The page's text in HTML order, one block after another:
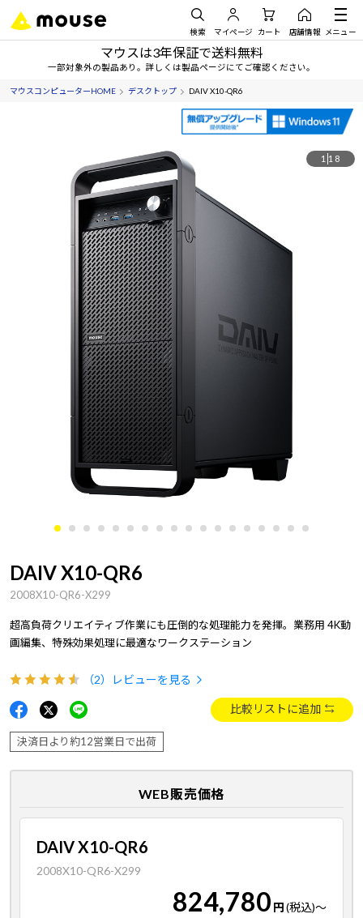
検索 マイページ カート 店舗情報 メニュー
マウスは3年保証で送料無料
一部対象外の製品あり。詳しくは製品ページにてご確認ください。
マウスコンピューターHOME デスクトップ DAIV X10-QR6
1 18
DAIV X10-QR6
2008X10-QR6-X299
超高負荷クリエイティブ作業にも圧倒的な処理能力を発揮。業務用 4K動
画編集、特殊効果処理に最適なワークステーション
（2） レビューを見る
比較リストに追加
決済日より約12営業日で出荷
WEB販売価格
DAIV X10-QR6
2008X10-QR6-X299
824,780 円(税込)～